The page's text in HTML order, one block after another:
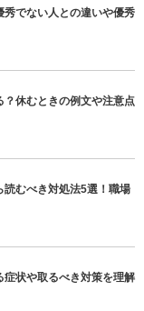
でない人との違いや優秀
休むときの例文や注意点
読むべき対処法5選！職場
状や取るべき対策を理解